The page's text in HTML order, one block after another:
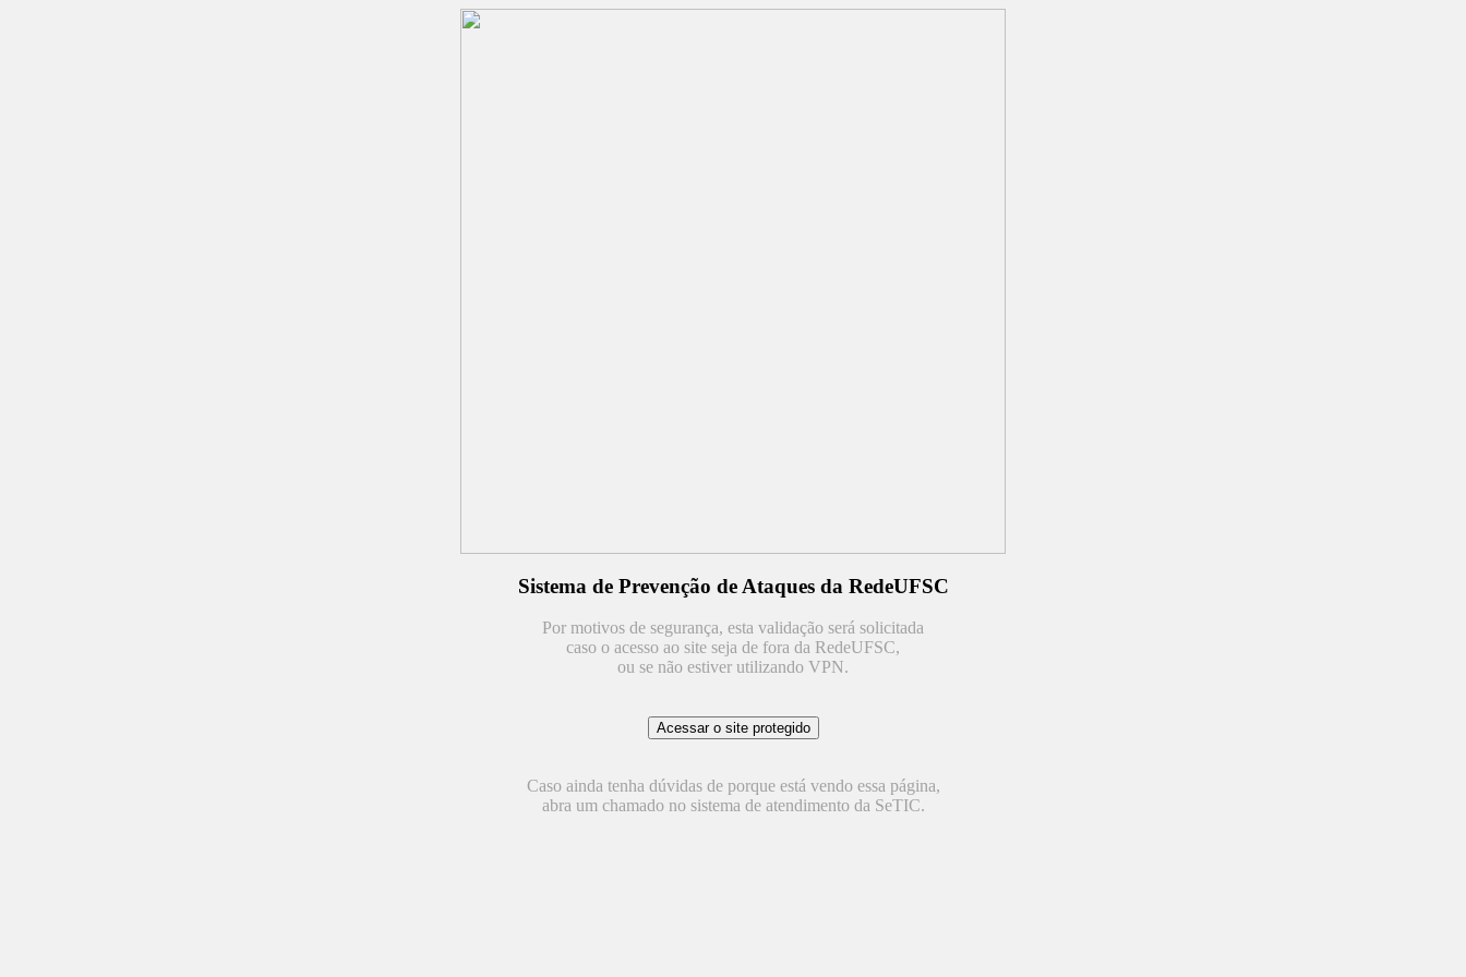
Sistema de Prevenção de Ataques da RedeUFSC
Por motivos de segurança, esta validação será solicitada
caso o acesso ao site seja de fora da RedeUFSC,
ou se não estiver utilizando VPN.
Caso ainda tenha dúvidas de porque está vendo essa página,
abra um chamado no sistema de atendimento da SeTIC.